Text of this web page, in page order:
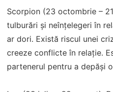
Scorpion (23 octombrie –
tulburări și neînțelegeri în
ar dori. Există riscul unei
creeze conflicte în relație.
partenerul pentru a depăși